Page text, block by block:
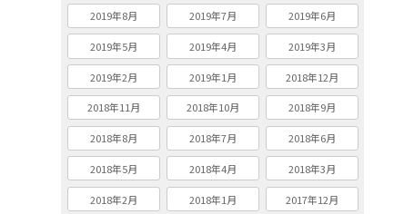
2019年8月 2019年7月 2019年6月
2019年5月 2019年4月 2019年3月
2019年2月 2019年1月 2018年12月
2018年11月 2018年10月 2018年9月
2018年8月 2018年7月 2018年6月
2018年5月 2018年4月 2018年3月
2018年2月 2018年1月 2017年12月